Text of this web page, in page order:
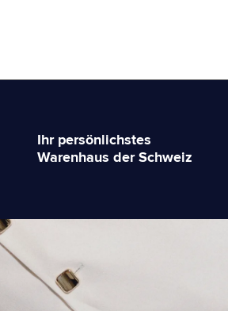
Ihr persönlichstes
Warenhaus der Schweiz